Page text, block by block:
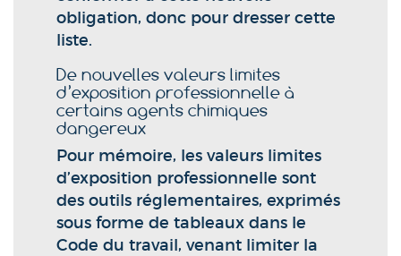
obligation, donc pour dresser cette
liste.
De nouvelles valeurs limites
d’exposition professionnelle à
certains agents chimiques
dangereux
Pour mémoire, les valeurs limites
d’exposition professionnelle sont
des outils réglementaires, exprimés
sous forme de tableaux dans le
Code du travail, venant limiter la